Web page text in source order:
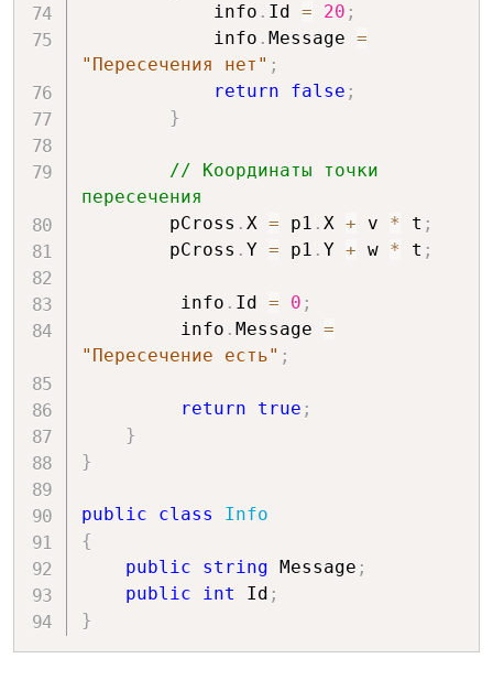
            info
. Id = 20 ;
            info
. Message =
"Пересечения нет" ;
return
false ;
}
// Координаты точки
пересечения
        pCross
. X = p1 . X + v * t ;
        pCross
. Y = p1 . Y + w * t ;
         info
. Id = 0 ;
         info
. Message =
"Пересечение есть" ;
return true ;
}
}
public class
Info
{
public
string Message ;
public
int Id ;
}